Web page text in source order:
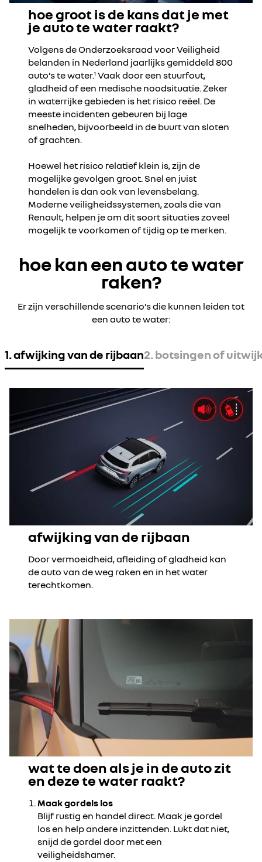
hoe groot is de kans dat je met
je auto te water raakt?
Volgens de Onderzoeksraad voor Veiligheid
belanden in Nederland jaarlijks gemiddeld 800
auto’s te water.1 Vaak door een stuurfout,
gladheid of een medische noodsituatie. Zeker
in waterrijke gebieden is het risico reëel. De
meeste incidenten gebeuren bij lage
snelheden, bijvoorbeeld in de buurt van sloten
of grachten.
Hoewel het risico relatief klein is, zijn de
mogelijke gevolgen groot. Snel en juist
handelen is dan ook van levensbelang.
Moderne veiligheidssystemen, zoals die van
Renault, helpen je om dit soort situaties zoveel
mogelijk te voorkomen of tijdig op te merken.
hoe kan een auto te water
raken?
Er zijn verschillende scenario’s die kunnen leiden tot
een auto te water:
1. afwijking van de rijbaan2. botsingen of
afwijking van de rijbaan
Door vermoeidheid, afleiding of gladheid kan
de auto van de weg raken en in het water
terechtkomen.
wat te doen als je in de auto zit
en deze te water raakt?
Maak gordels los
Blijf rustig en handel direct. Maak je gordel
los en help andere inzittenden. Lukt dat niet,
snijd de gordel door met een
veiligheidshamer.